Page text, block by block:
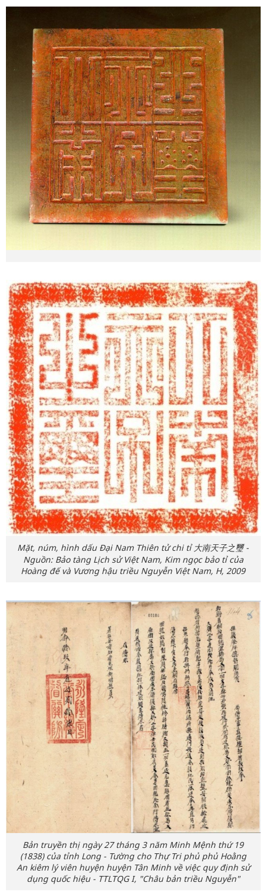
Mặt, núm, hình dấu Đại Nam Thiên tử chi tỉ 大南天子之璽 -
Nguồn: Bảo tàng Lịch sử Việt Nam, Kim ngọc bảo tỉ của
Hoàng đế và Vương hậu triều Nguyễn Việt Nam, H, 2009
Bản truyền thị ngày 27 tháng 3 năm Minh Mệnh thứ 19
(1838) của tỉnh Long - Tường cho Thự Tri phủ phủ Hoằng
An kiêm lý viên huyện huyện Tân Minh về việc quy định sử
dụng quốc hiệu - TTLTQG I, "Châu bản triều Nguyễn"